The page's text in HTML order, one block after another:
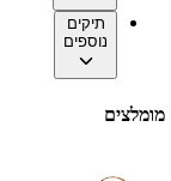
תיקים
נוספים
מומלצים